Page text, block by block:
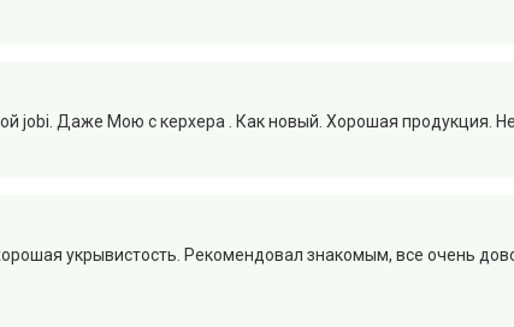
jobi. Даже Мою с керхера . Как новый. Хорошая продукция.
укрывистость. Рекомендовал знакомым, все очень